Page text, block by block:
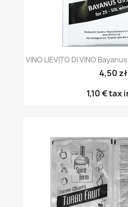
VINO LIEVITO DI VINO
4,50 zł
1,10 €tax